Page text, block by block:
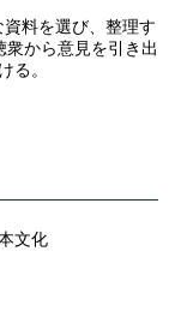
料を選び、整理す
衆から意見を引き出
る。
文化